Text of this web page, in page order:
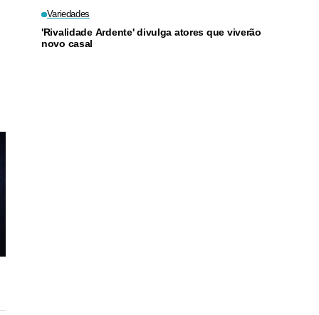
Variedades
'Rivalidade Ardente' divulga atores que viverão
novo casal